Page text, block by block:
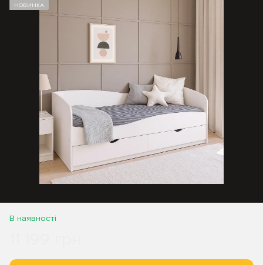
НОВИНКА
В наявності